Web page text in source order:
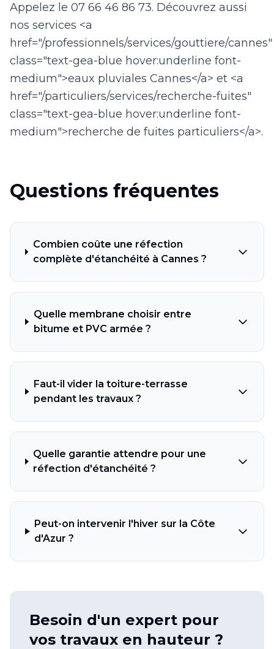
Appelez le 07 66 46 86 73. Découvrez aussi
nos services <a
href="/professionnels/services/gouttiere/cannes"
class="text-gea-blue hover:underline font-
medium">eaux pluviales Cannes</a> et <a
href="/particuliers/services/recherche-fuites"
class="text-gea-blue hover:underline font-
medium">recherche de fuites particuliers</a>.
Questions fréquentes
Combien coûte une réfection
complète d'étanchéité à Cannes ?
Quelle membrane choisir entre
bitume et PVC armée ?
Faut-il vider la toiture-terrasse
pendant les travaux ?
Quelle garantie attendre pour une
réfection d'étanchéité ?
Peut-on intervenir l'hiver sur la Côte
d'Azur ?
Besoin d'un expert pour
vos travaux en hauteur ?